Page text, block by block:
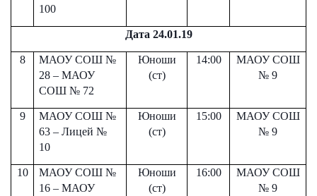
100
Дата 24.01.19
8
МАОУ СОШ №
28 – МАОУ
СОШ № 72
Юноши
(ст)
14:00
МАОУ СОШ
№ 9
9
МАОУ СОШ №
63 – Лицей №
10
Юноши
(ст)
15:00
МАОУ СОШ
№ 9
10
МАОУ СОШ №
16 – МАОУ
Юноши
(ст)
16:00
МАОУ СОШ
№ 9